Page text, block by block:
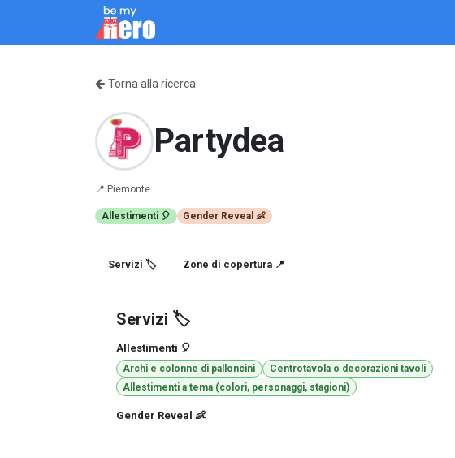
Passa al contenuto
Torna alla ricerca
Partydea
📍 Piemonte
Allestimenti 🎈 Gender Reveal 👶
Servizi 🏷️ Zone di copertura 📍
Servizi 🏷️
Allestimenti 🎈
Archi e colonne di palloncini
Centrotavola o decorazioni tavoli
Allestimenti a tema (colori, personaggi, stagioni)
Gender Reveal 👶